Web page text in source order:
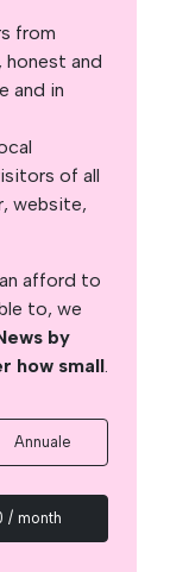
from
and
and in
of all
website,
afford to
to, we
by
how small.
Annuale
/ month